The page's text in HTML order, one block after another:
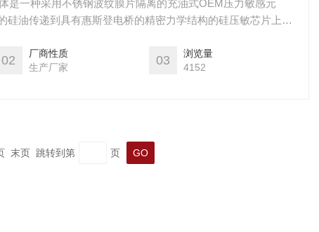
是一种采用不锈钢波纹膜片隔离的充油式OEM压力敏感元
硅油传递到具有惠斯登电桥的精密力学结构的硅压敏芯片上，
的压力数据和温度数据。数字输出经过归一化，应用性强。
02
厂商性质
生产厂家
03
浏览量
4152
末页 跳转到第 页